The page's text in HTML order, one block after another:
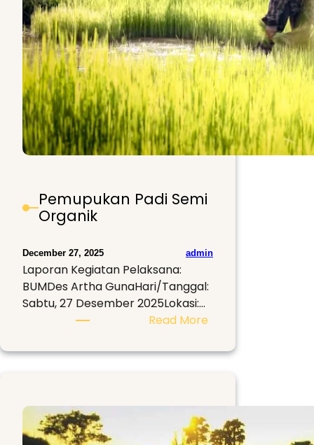
Pemupukan Padi Semi
Organik
December 27, 2025 admin
Laporan Kegiatan Pelaksana:
BUMDes Artha GunaHari/Tanggal:
Sabtu, 27 Desember 2025Lokasi:…
Read More:
Padi